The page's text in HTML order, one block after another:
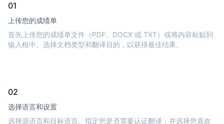
01
上传您的成绩单
首先上传您的成绩单文件（PDF、DOCX 或 TXT）或将内容粘贴到
输入框中。选择文档类型和翻译目的，以获得最佳结果。
02
选择语言和设置
选择源语言和目标语言。指定您是否需要认证翻译，并选择您喜欢